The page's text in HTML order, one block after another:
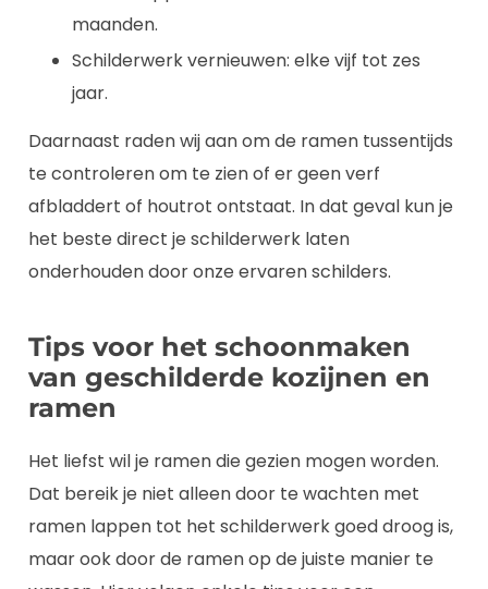
maanden.
Schilderwerk vernieuwen: elke vijf tot zes
jaar.
Daarnaast raden wij aan om de ramen tussentijds
te controleren om te zien of er geen verf
afbladdert of houtrot ontstaat. In dat geval kun je
het beste direct je schilderwerk laten
onderhouden door onze ervaren schilders.
Tips voor het schoonmaken
van geschilderde kozijnen en
ramen
Het liefst wil je ramen die gezien mogen worden.
Dat bereik je niet alleen door te wachten met
ramen lappen tot het schilderwerk goed droog is,
maar ook door de ramen op de juiste manier te